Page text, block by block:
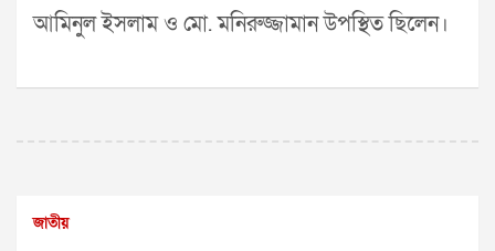
আমিনুল ইসলাম ও মো. মনিরুজ্জামান উপস্থিত ছিলেন।
জাতীয়